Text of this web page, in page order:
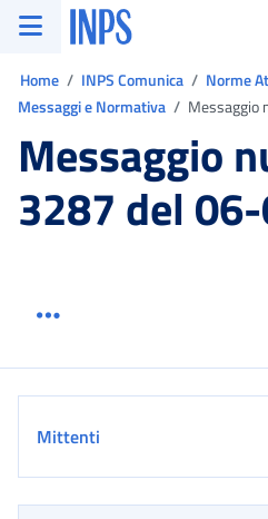
Vai al menu principale
Vai al contenuto principale
Vai al pie' di pagina
INPS ()
Home INPS Comunica Norme
Messaggi e Normativa
Messaggio
Messaggio
3287 del
Mittenti